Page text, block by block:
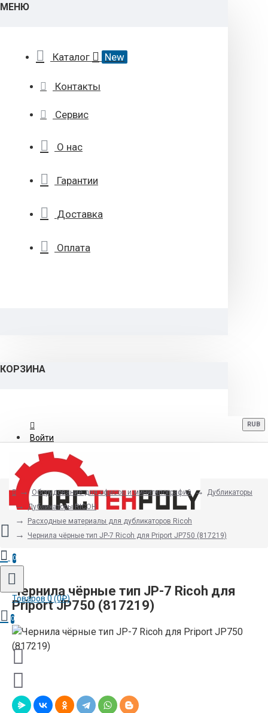
МЕНЮ
Каталог New
Контакты
Сервис
О нас
Гарантии
Доставка
Оплата
КОРЗИНА
Войти
Регистрация
8 (800) 700-06-12
RUB
0
Товаров 0 (0₽)
0
Оборудование для офисов и минитипографий
Дубликаторы
Дубликаторы RICOH
Расходные материалы для дубликаторов Ricoh
Чернила чёрные тип JP-7 Ricoh для Priport JP750 (817219)
Чернила чёрные тип JP-7 Ricoh для
Priport JP750 (817219)